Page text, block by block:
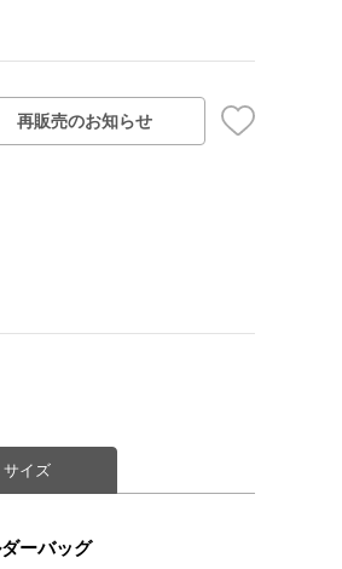
再販売のお知らせ
サイズ
ーバッグ